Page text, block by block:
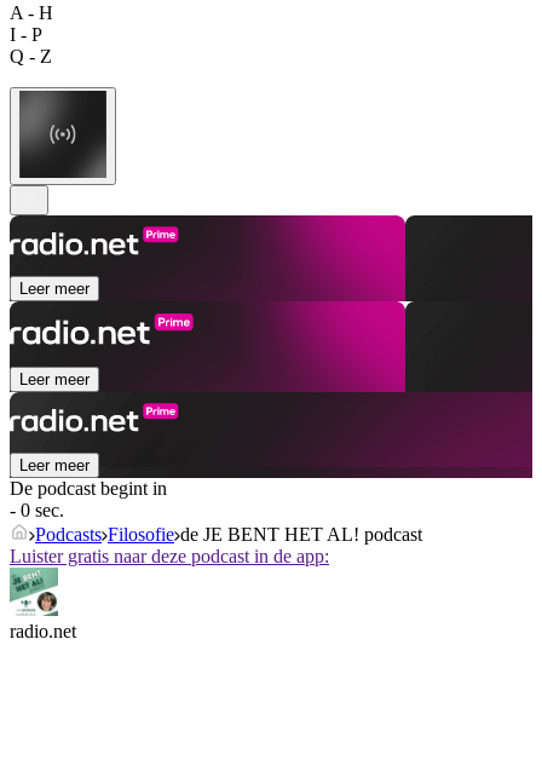
A - H
I - P
Q - Z
Leer meer
Leer meer
Leer meer
De podcast begint in
- 0 sec.
Podcasts Filosofie de JE BENT HET AL! podcast
Luister gratis naar deze podcast in de app:
radio.net